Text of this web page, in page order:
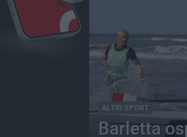
ALTRI SPORT
Barletta